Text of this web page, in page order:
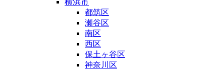
横浜市
都筑区
瀬谷区
南区
西区
保土ヶ谷区
神奈川区